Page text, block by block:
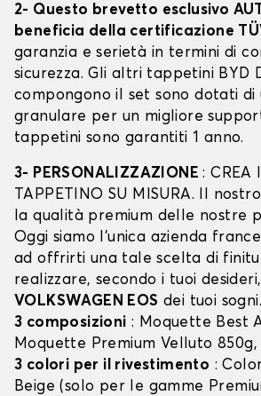
2- Questo brevetto esclusivo
beneficia della certificazione
garanzia e serietà in termini di
sicurezza. Gli altri tappetini BYD
compongono il set sono dotati di
granulare per un migliore
tappetini sono garantiti 1 anno.
3- PERSONALIZZAZIONE: CREA
TAPPETINO SU MISURA. Il
la qualità premium delle nostre
Oggi siamo l’unica azienda
ad offrirti una tale scelta di
realizzare, secondo i tuoi
VOLKSWAGEN EOS dei tuoi sogni.
3 composizioni : Moquette Best
Moquette Premium Velluto 850g,
3 colori per il rivestimento :
Beige (solo per le gamme